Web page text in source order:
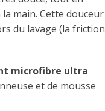
main. Cette douceur
du lavage (la friction
microfibre ultra
et de mousse